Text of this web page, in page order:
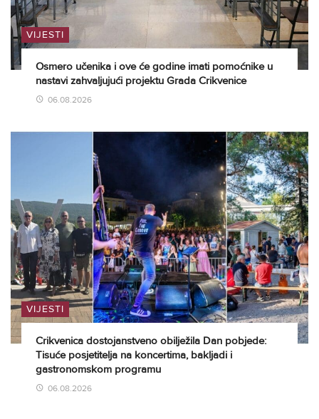
VIJESTI
Osmero učenika i ove će godine imati pomoćnike u
nastavi zahvaljujući projektu Grada Crikvenice
06.08.2026
VIJESTI
Crikvenica dostojanstveno obilježila Dan pobjede:
Tisuće posjetitelja na koncertima, bakljadi i
gastronomskom programu
06.08.2026